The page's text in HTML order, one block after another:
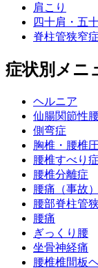
肩こり
四十肩・五
脊柱管狭窄症
症状別メニ
ヘルニア
仙腸関節性
側弯症
胸椎・腰椎
腰椎すべり症
腰椎分離症
腰痛（事故）
腰部脊柱管
腰痛
ぎっくり腰
坐骨神経痛
腰椎椎間板